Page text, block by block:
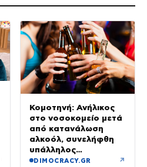
Κομοτηνή: Ανήλικος
στο νοσοκομείο μετά
από κατανάλωση
αλκοόλ, συνελήφθη
υπάλληλος
καταστήματος
DIMOCRACY.GR ↗